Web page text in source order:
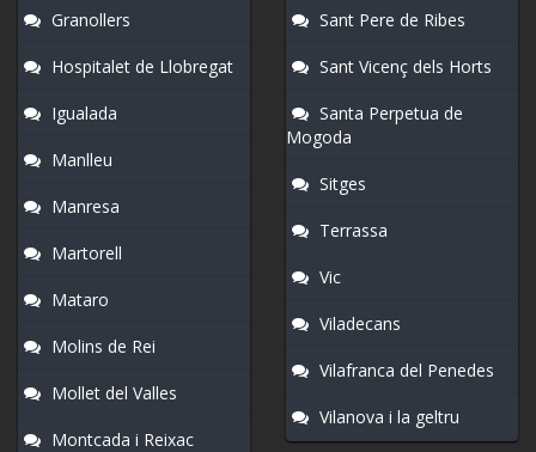
Granollers
Hospitalet de Llobregat
Igualada
Manlleu
Manresa
Martorell
Mataro
Molins de Rei
Mollet del Valles
Montcada i Reixac
Sant Pere de Ribes
Sant Vicenç dels Horts
Santa Perpetua de
Mogoda
Sitges
Terrassa
Vic
Viladecans
Vilafranca del Penedes
Vilanova i la geltru